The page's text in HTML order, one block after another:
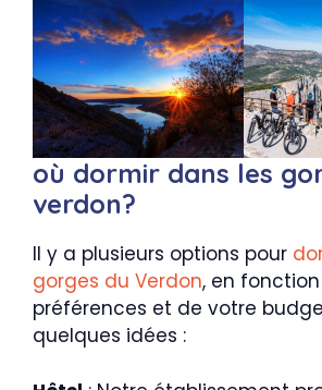
où dormir dans les
verdon?
Il y a plusieurs options pour
gorges du Verdon, en
préférences et de votre
quelques idées :